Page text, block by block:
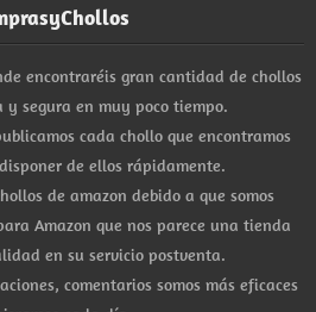
encontraréis gran cantidad de chollos
segura en muy poco tiempo.
cada chollo que encontramos
de ellos rápidamente.
de amazon debido a que somos
Amazon que nos parece una tienda
en su servicio postventa.
comentarios somos más eficaces